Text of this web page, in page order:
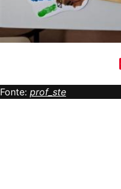
Fonte: prof_ste